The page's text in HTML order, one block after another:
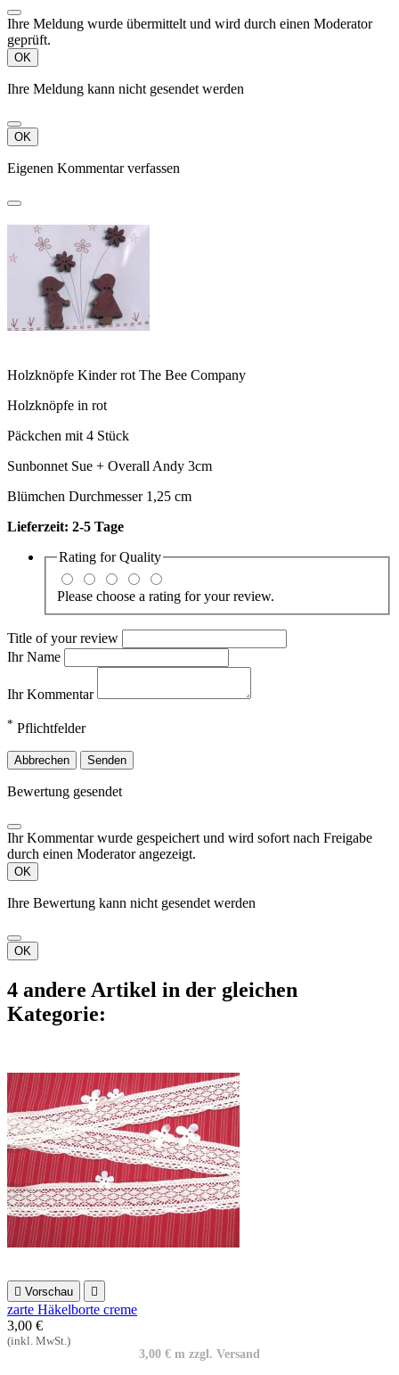
Ihre Meldung wurde übermittelt und wird durch einen Moderator
geprüft.
OK
Ihre Meldung kann nicht gesendet werden
OK
Eigenen Kommentar verfassen
Holzknöpfe Kinder rot The Bee Company
Holzknöpfe in rot
Päckchen mit 4 Stück
Sunbonnet Sue + Overall Andy 3cm
Blümchen Durchmesser 1,25 cm
Lieferzeit: 2-5 Tage
Rating forQuality
Please choose a rating for your review.
Title of your review
Ihr Name
Ihr Kommentar
* Pflichtfelder
Abbrechen Senden
Bewertung gesendet
Ihr Kommentar wurde gespeichert und wird sofort nach Freigabe
durch einen Moderator angezeigt.
OK
Ihre Bewertung kann nicht gesendet werden
OK
4 andere Artikel in der gleichen
Kategorie:
 Vorschau 
zarte Häkelborte creme
3,00 €
(inkl. MwSt.)
3,00 € m zzgl. Versand